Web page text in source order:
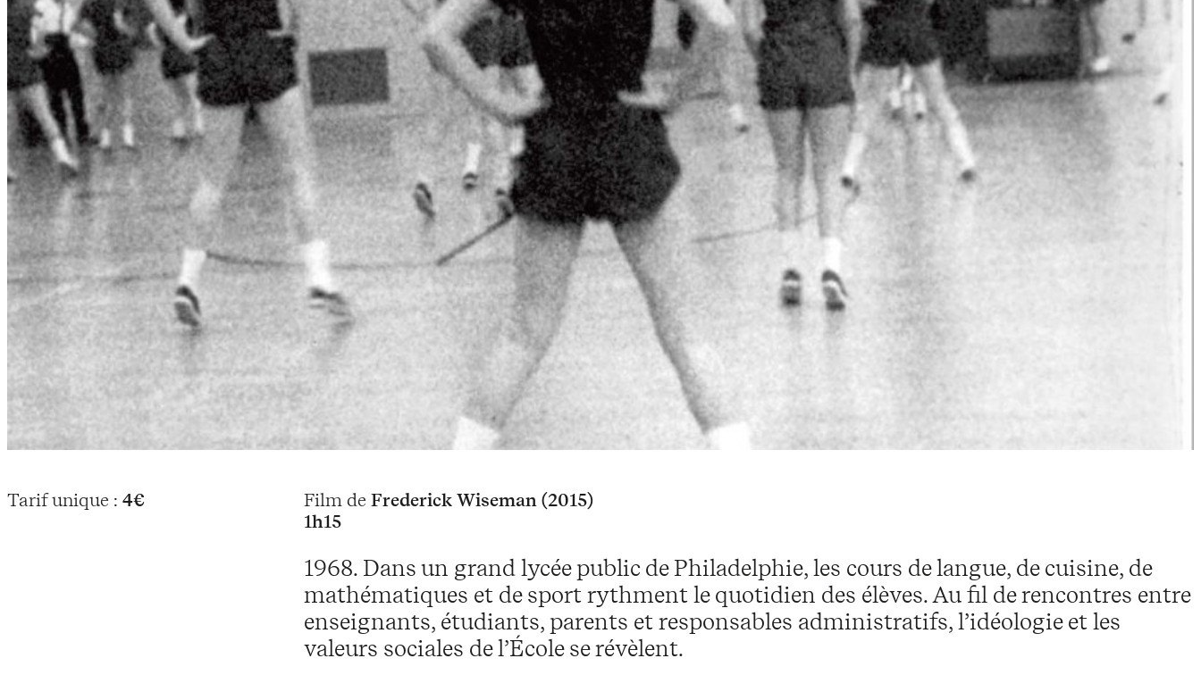
Tarif unique : 4€ Film de Frederick Wiseman (2015)
1h15
1968. Dans un grand lycée public de Philadelphie, les cours de langue, de cuisine, de
mathématiques et de sport rythment le quotidien des élèves. Au fil de rencontres entre
enseignants, étudiants, parents et responsables administratifs, l’idéologie et les
valeurs sociales de l’École se révèlent.